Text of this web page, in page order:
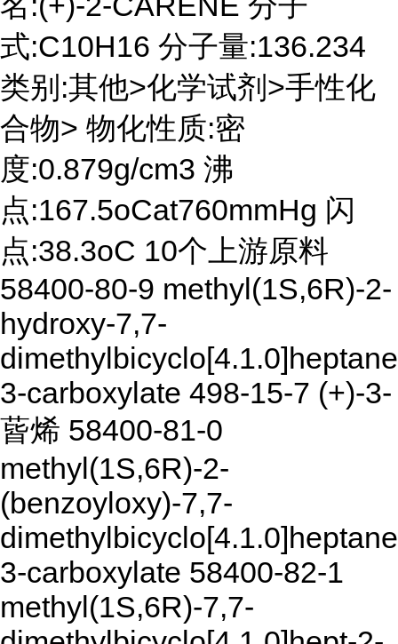
式:C10H16 分子量:136.234
类别:其他>化学试剂>手性化
合物> 物化性质:密
度:0.879g/cm3 沸
点:167.5oCat760mmHg 闪
点:38.3oC 10个上游原料
58400-80-9 methyl(1S,6R)-2-
hydroxy-7,7-
3-carboxylate 498-15-7 (+)-3-
蒈烯 58400-81-0
methyl(1S,6R)-2-
(benzoyloxy)-7,7-
3-carboxylate 58400-82-1
methyl(1S,6R)-7,7-